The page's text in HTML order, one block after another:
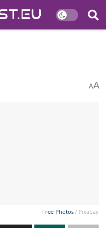
AA
Free-Photos / Pixabay